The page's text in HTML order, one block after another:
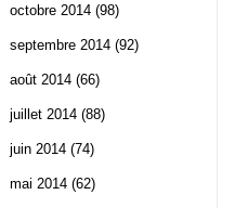
octobre 2014 (98)
septembre 2014 (92)
août 2014 (66)
juillet 2014 (88)
juin 2014 (74)
mai 2014 (62)